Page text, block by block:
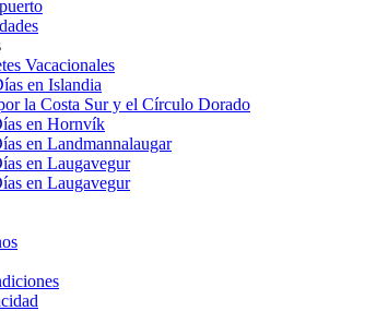
Vacacionales
en Islandia
la Costa Sur y el Círculo Dorado
en Hornvík
en Landmannalaugar
en Laugavegur
en Laugavegur